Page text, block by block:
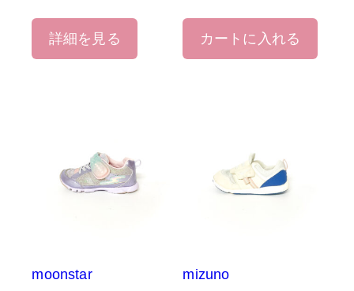
詳細を見る カートに入れる
moonstar
mizuno